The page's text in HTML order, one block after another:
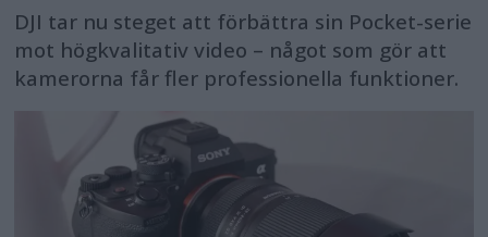
DJI tar nu steget att förbättra sin Pocket-serie
mot högkvalitativ video – något som gör att
kamerorna får fler professionella funktioner.